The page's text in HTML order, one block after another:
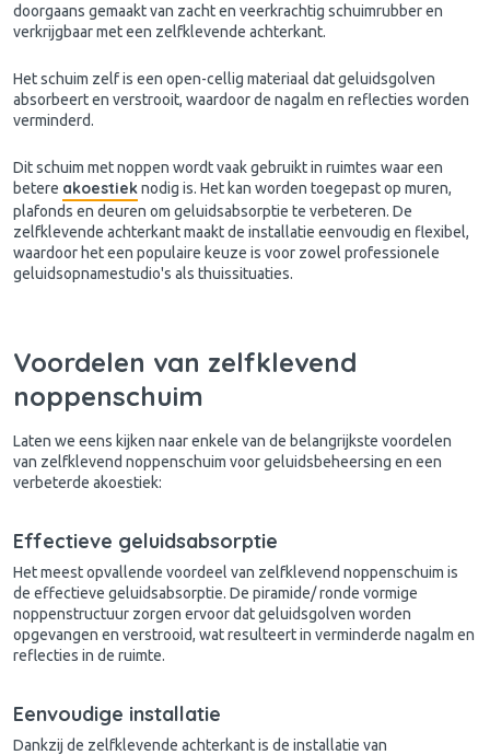
doorgaans gemaakt van zacht en veerkrachtig schuimrubber en
verkrijgbaar met een zelfklevende achterkant.
Het schuim zelf is een open-cellig materiaal dat geluidsgolven
absorbeert en verstrooit, waardoor de nagalm en reflecties worden
verminderd.
Dit schuim met noppen wordt vaak gebruikt in ruimtes waar een
betere akoestieknodig is. Het kan worden toegepast op muren,
plafonds en deuren om geluidsabsorptie te verbeteren. De
zelfklevende achterkant maakt de installatie eenvoudig en flexibel,
waardoor het een populaire keuze is voor zowel professionele
geluidsopnamestudio's als thuissituaties.
Voordelen van zelfklevend
noppenschuim
Laten we eens kijken naar enkele van de belangrijkste voordelen
van zelfklevend noppenschuim voor geluidsbeheersing en een
verbeterde akoestiek:
Effectieve geluidsabsorptie
Het meest opvallende voordeel van zelfklevend noppenschuim is
de effectieve geluidsabsorptie. De piramide/ ronde vormige
noppenstructuur zorgen ervoor dat geluidsgolven worden
opgevangen en verstrooid, wat resulteert in verminderde nagalm en
reflecties in de ruimte.
Eenvoudige installatie
Dankzij de zelfklevende achterkant is de installatie van